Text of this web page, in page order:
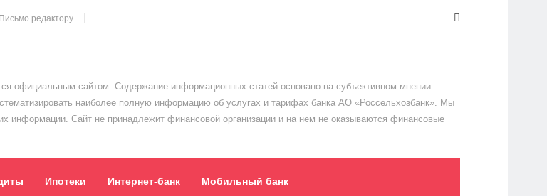
Письмо редактору
официальным сайтом. Содержание информационных статей основано на субъективном мнении
наиболее полную информацию об услугах и тарифах банка АО «Россельхозбанк». Мы
информации. Сайт не принадлежит финансовой организации и на нем не оказываются финансовые
Ипотеки Интернет-банк Мобильный банк